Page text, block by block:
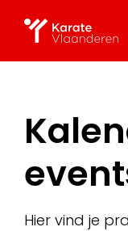
Hier vind je